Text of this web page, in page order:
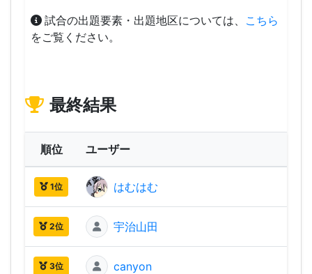
試合の出題要素・出題地区については、 こちら
をご覧ください。
最終結果
順位 ユーザー
1位 はむはむ
2位 宇治山田
3位 canyon